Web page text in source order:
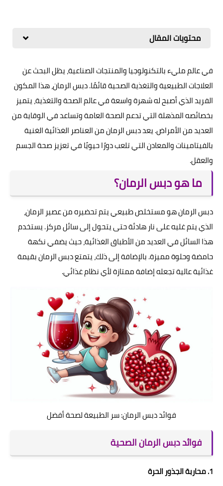
محتويات المقال
في عالم مليء بالتكنولوجيا والمنتجات الصناعية، يظل البحث عن
العلاجات الطبيعية والتغذية الصحية قائمًا. دبس الرمان، هذا المكون
الفريد الذي أصبح له شهرة واسعة في عالم الصحة والتغذية، يتميز
بخصائصه المذهلة التي تدعم الصحة العامة وتساعد في الوقاية من
العديد من الأمراض. يعد دبس الرمان من العناصر الغذائية الغنية
بالفيتامينات والمعادن التي تلعب دورًا حيويًا في تعزيز صحة الجسم
والعقل.
ما هو دبس الرمان؟
دبس الرمان هو مستخلص طبيعي يتم تحضيره من عصير الرمان،
الذي يتم غليه على نار هادئة حتى يتحول إلى سائل مركز. يستخدم
هذا السائل في العديد من الأطباق الغذائية، حيث يضفي نكهة
حامضة وحلوة مميزة. بالإضافة إلى ذلك، يتمتع دبس الرمان بقيمة
غذائية عالية تجعله إضافة ممتازة لأي نظام غذائي.
فوائد دبس الرمان: سر الطبيعة لصحة أفضل
فوائد دبس الرمان الصحية
1. محاربة الجذور الحرة